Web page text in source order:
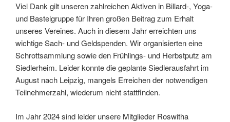
Viel Dank gilt unseren zahlreichen Aktiven in Billard-, Yoga-
und Bastelgruppe für Ihren großen Beitrag zum Erhalt
unseres Vereines. Auch in diesem Jahr erreichten uns
wichtige Sach- und Geldspenden. Wir organisierten eine
Schrottsammlung sowie den Frühlings- und Herbstputz am
Siedlerheim. Leider konnte die geplante Siedlerausfahrt im
August nach Leipzig, mangels Erreichen der notwendigen
Teilnehmerzahl, wiederum nicht stattfinden.
Im Jahr 2024 sind leider unsere Mitglieder Roswitha